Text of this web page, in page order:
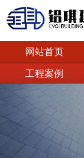
网站首页
工程案例